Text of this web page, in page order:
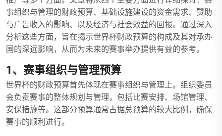
事组织与管理的财政预算、基础设施建设的资金需求、赞助
与广告收入的影响、以及经济与社会效益的回报。通过深入
分析这些方面，旨在揭示世界杯财政预算的构成及其对承办
国的深远影响，从而为未来的赛事举办提供有益的参考。
1、赛事组织与管理预算
世界杯的财政预算首先体现在赛事组织与管理上。组织委员
会负责赛事的整体规划与管理，包括比赛安排、场馆管理、
安保措施等。这部分预算通常占据总预算的较大比例，确保
赛事的顺利进行。